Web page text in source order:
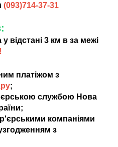
(093)714-37-31
відстані 3 км в за межі
платіжом з
;
службою Нова
компаніями
з